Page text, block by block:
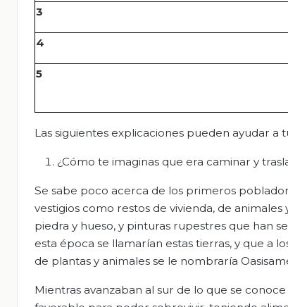
3
4
5
Las siguientes explicaciones pueden ayudar a
¿Cómo te imaginas que era caminar y
Se sabe poco acerca de los primeros
vestigios como restos de vivienda, de
piedra y hueso, y pinturas rupestres que han
esta época se llamarían estas tierras, y que a
de plantas y animales se le nombraría
Mientras avanzaban al sur de lo que se